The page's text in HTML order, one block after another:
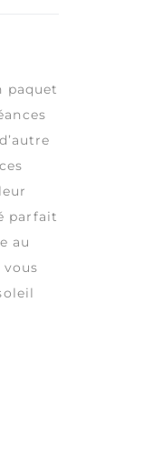
paquet
parfait
au